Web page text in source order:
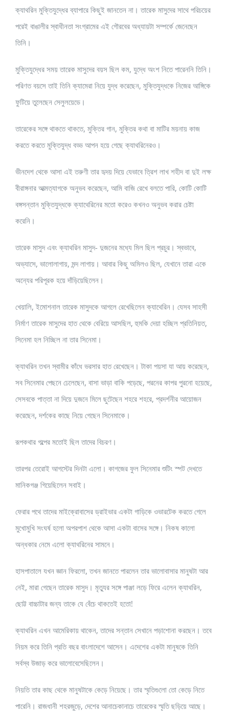
ক্যাথরিন মুক্তিযুদ্ধের ব্যাপারে কিছুই জানতেন না। তারেক মাসুদের সাথে পরিচয়ের
পরেই বাঙালীর স্বাধীনতা সংগ্রামের এই গৌরবের অধ্যায়টা সম্পর্কে জেনেছেন
তিনি।
মুক্তিযুদ্ধের সময় তারেক মাসুদের বয়স ছিল কম, যুদ্ধে অংশ নিতে পারেননি তিনি।
পরিণত বয়সে তাই তিনি ক্যামেরা নিয়ে যুদ্ধ করেছেন, মুক্তিযুদ্ধকে নিজের আঙ্গিকে
ফুটিয়ে তুলেছেন সেলুলয়েডে।
তারেকের সঙ্গে থাকতে থাকতে, মুক্তির গান, মুক্তির কথা বা মাটির ময়নায় কাজ
করতে করতে মুক্তিযুদ্ধ বড্ড আপন হয়ে গেছে ক্যাথরিনেরও।
ভীনদেশ থেকে আসা এই তরুণী তার হৃদয় দিয়ে যেভাবে ত্রিশ লাখ শহীদ বা দুই লক্ষ
বীরাঙ্গনার আত্মত্যাগকে অনুভব করেছেন, আমি বাজি রেখে বলতে পারি, কোটি কোটি
বঙ্গসন্তান মুক্তিযুদ্ধকে ক্যাথেরিনের মতো করেও কখনও অনুভব করার চেষ্টা
করেনি।
তারেক মাসুদ এবং ক্যাথরিন মাসুদ- দুজনের মধ্যে মিল ছিল প্রচুর। স্বভাবে,
অভ্যাসে, ভালোলাগায়, মন্দ লাগায়। আবার কিছু অমিলও ছিল, যেখানে তারা একে
অন্যের পরিপূরক হয়ে দাঁড়িয়েছিলেন।
খেয়ালি, ইমোশনাল তারেক মাসুদকে আগলে রেখেছিলেন ক্যাথেরিন। যেসব সাহসী
নির্মাণ তারেক মাসুদের হাত থেকে বেরিয়ে আসছিল, হুমকি দেয়া হচ্ছিল প্রতিনিয়ত,
সিনেমা হল নিচ্ছিল না তার সিনেমা।
ক্যাথরিন তখন স্বামীর কাঁধে ভরসার হাত রেখেছেন। টাকা পয়সা যা আয় করেছেন,
সব সিনেমার পেছনে ঢেলেছেন, বাসা ভাড়া বাকি পড়েছে, পরনের কাপর পুরনো হয়েছে,
সেসবকে পাত্তা না দিয়ে দুজনে মিলে ছুটেছেন শহরে শহরে, প্রদর্শনীর আয়োজন
করেছেন, দর্শকের কাছে নিয়ে গেছেন সিনেমাকে।
রূপকথার গল্পের মতোই ছিল তাদের বিচরণ।
তারপর তেরোই আগস্টের দিনটা এলো। কাগজের ফুল সিনেমার শুটিং স্পট দেখতে
মানিকগঞ্জ গিয়েছিলেন সবাই।
ফেরার পথে তাদের মাইক্রোবাসের ড্রাইভার একটা গাড়িকে ওভারটেক করতে গেলে
মুখোমুখি সংঘর্ষ হলো অপরপাশ থেকে আসা একটা বাসের সঙ্গে। নিকষ কালো
অন্ধকার নেমে এলো ক্যাথরিনের সামনে।
হাসপাতালে যখন জ্ঞান ফিরলো, তখন জানতে পারলেন তার ভালোবাসার মানুষটা আর
নেই, মারা গেছেন তারেক মাসুদ। মৃত্যুর সঙ্গে পাঞ্জা লড়ে ফিরে এলেন ক্যাথরিন,
ছোট্ট বাচ্চাটার জন্য তাকে যে বেঁচে থাকতেই হতো!
ক্যাথরিন এখন আমেরিকায় থাকেন, তাদের সন্তান সেখানে পড়াশোনা করছেন। তবে
নিয়ম করে তিনি প্রতি বছর বাংলাদেশে আসেন। এদেশের একটা মানুষকে তিনি
সর্বস্ব উজাড় করে ভালোবেসেছিলেন।
নিয়তি তার কাছ থেকে মানুষটাকে কেড়ে নিয়েছে। তার স্মৃতিগুলো তো কেড়ে নিতে
পারেনি। রাজধানী শহরজুড়ে, দেশের আনাচেকানাচে তারেকের স্মৃতি ছড়িয়ে আছে।